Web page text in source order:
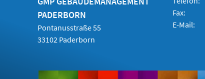
PADERBORN
Pontanusstraße 55
33102 Paderborn
Fax:
E-Mail: